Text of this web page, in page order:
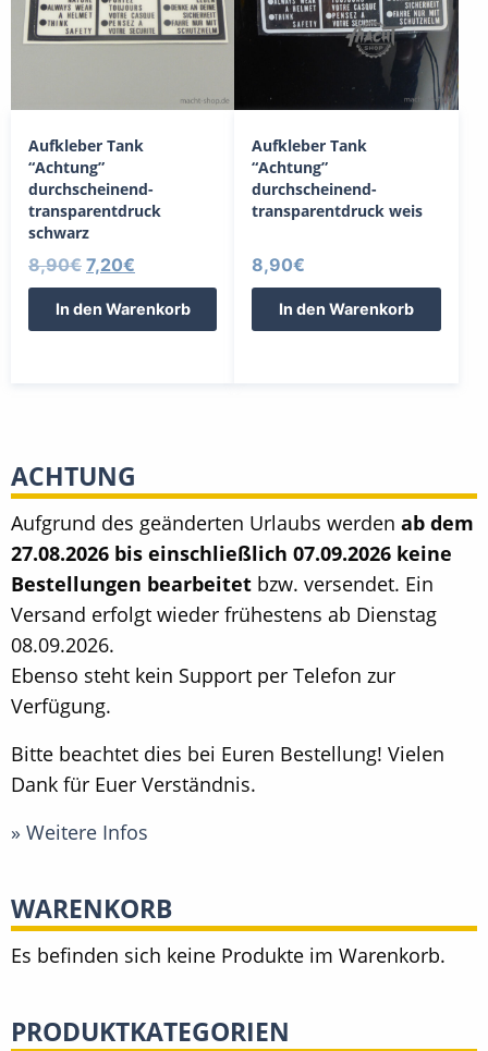
Aufkleber Tank
“Achtung”
durchscheinend-
transparentdruck
schwarz
8,90€ Ursprünglicher
Preis
war:
7,20€
Preis
ist:
In den Warenkorb
Aufkleber Tank
“Achtung”
durchscheinend-
transparentdruck weis
8,90€
In den Warenkorb
ACHTUNG
Aufgrund des geänderten Urlaubs werden ab dem
27.08.2026 bis einschließlich 07.09.2026 keine
Bestellungen bearbeitet bzw. versendet. Ein
Versand erfolgt wieder frühestens ab Dienstag
08.09.2026.
Ebenso steht kein Support per Telefon zur
Verfügung.
Bitte beachtet dies bei Euren Bestellung! Vielen
Dank für Euer Verständnis.
» Weitere Infos
WARENKORB
Es befinden sich keine Produkte im Warenkorb.
PRODUKTKATEGORIEN